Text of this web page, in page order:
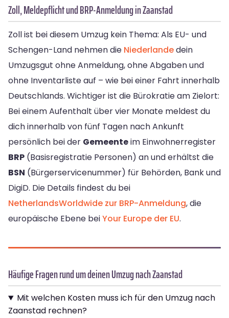
Zoll, Meldepflicht und BRP-Anmeldung in Zaanstad
Zoll ist bei diesem Umzug kein Thema: Als EU- und
Schengen-Land nehmen die Niederlandedein
Umzugsgut ohne Anmeldung, ohne Abgaben und
ohne Inventarliste auf – wie bei einer Fahrt innerhalb
Deutschlands. Wichtiger ist die Bürokratie am Zielort:
Bei einem Aufenthalt über vier Monate meldest du
dich innerhalb von fünf Tagen nach Ankunft
persönlich bei der Gemeenteim Einwohnerregister
BRP (Basisregistratie Personen) an und erhältst die
BSN (Bürgerservicenummer) für Behörden, Bank und
DigiD. Die Details findest du bei
NetherlandsWorldwide zur BRP-Anmeldung, die
europäische Ebene beiYour Europe der EU.
Häufige Fragen rund um deinen Umzug nach Zaanstad
Mit welchen Kosten muss ich für den Umzug nach
Zaanstad rechnen?